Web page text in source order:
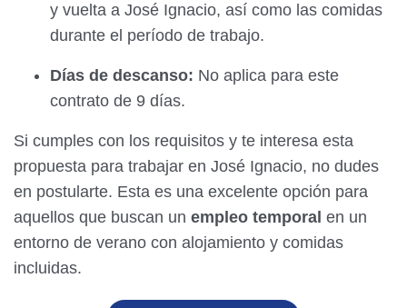
y vuelta a José Ignacio, así como las comidas
durante el período de trabajo.
Días de descanso: No aplica para este
contrato de 9 días.
Si cumples con los requisitos y te interesa esta
propuesta para trabajar en José Ignacio, no dudes
en postularte. Esta es una excelente opción para
aquellos que buscan un empleo temporal en un
entorno de verano con alojamiento y comidas
incluidas.